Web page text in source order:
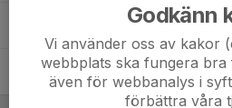
Nellie Hildingsson
Wilja Hildingsson
Godkänn
Vi använder oss av kakor
webbplats ska fungera bra
även för webbanalys i
förbättra våra